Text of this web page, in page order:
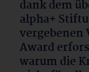
dank dem
alpha+
vergebenen
Award
warum die